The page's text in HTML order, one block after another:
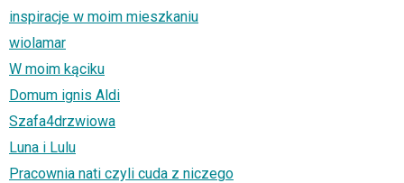
inspiracje w moim mieszkaniu
wiolamar
W moim kąciku
Domum ignis Aldi
Szafa4drzwiowa
Luna i Lulu
Pracownia nati czyli cuda z niczego